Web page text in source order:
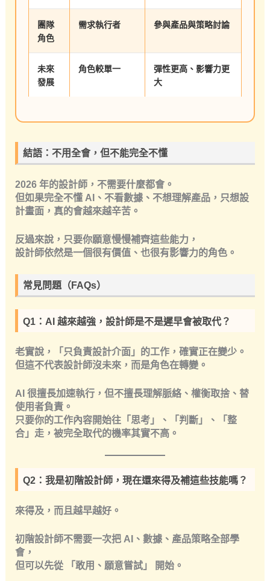
團隊
角色
需求執行者 參與產品與策略討論
未來
發展
角色較單一
彈性更高、影響力更
大
結語：不用全會，但不能完全不懂
2026 年的設計師，不需要什麼都會。
但如果完全不懂 AI、不看數據、不想理解產品，只想設
計畫面，真的會越來越辛苦。
反過來說，只要你願意慢慢補齊這些能力，
設計師依然是一個很有價值、也很有影響力的角色。
常見問題（FAQs）
Q1：AI 越來越強，設計師是不是遲早會被取代？
老實說，「只負責設計介面」的工作，確實正在變少。
但這不代表設計師沒未來，而是角色在轉變。
AI 很擅長加速執行，但不擅長理解脈絡、權衡取捨、替
使用者負責。
只要你的工作內容開始往「思考」、「判斷」、「整
合」走，被完全取代的機率其實不高。
Q2：我是初階設計師，現在還來得及補這些技能嗎？
來得及，而且越早越好。
初階設計師不需要一次把 AI、數據、產品策略全部學
會，
但可以先從 「敢用、願意嘗試」 開始。